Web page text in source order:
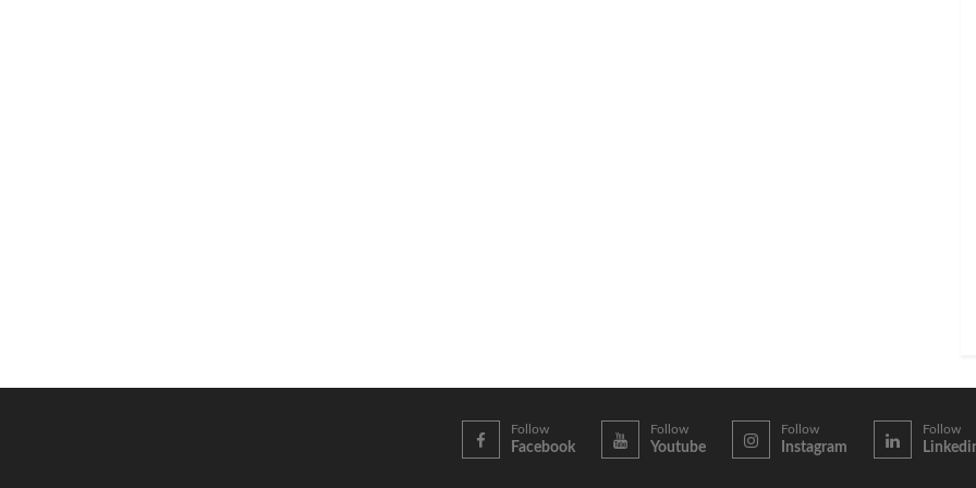
Follow
Facebook
Follow
Youtube
Follow
Instagram
Follow